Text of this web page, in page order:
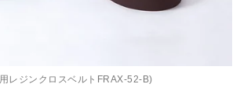
レジンクロスベルトFRAX-52-B)